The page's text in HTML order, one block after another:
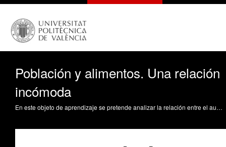
Población y alimentos. Una relación
incómoda
En este objeto de aprendizaje se pretende analizar la relación entre el aumento de la población en el mundo y la producción de alimentos. Se presentan datos poblacionales, sobre la producción de alimentos y perspectivas futuras sobre el crecimiento de la población y la producción de alimentos. Leiva Brondo, M. (2016). Población y alimentos. Una relación incómoda. https://riunet.upv.es/handle/10251/65187 DER